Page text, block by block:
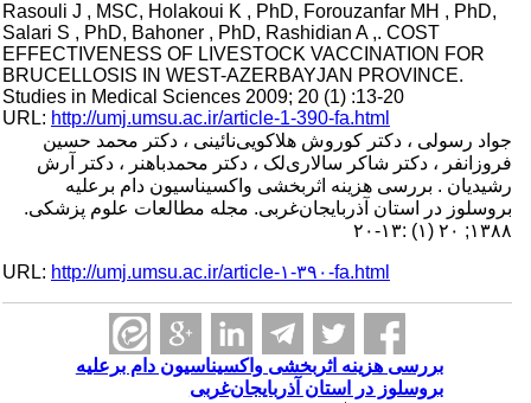
Rasouli J , MSC, Holakoui K , PhD, Forouzanfar MH , PhD,
Salari S , PhD, Bahoner , PhD, Rashidian A ,. COST
EFFECTIVENESS OF LIVESTOCK VACCINATION FOR
BRUCELLOSIS IN WEST-AZERBAYJAN PROVINCE.
Studies in Medical Sciences 2009; 20 (1) :13-20
URL:http://umj.umsu.ac.ir/article-1-390-fa.html
جواد رسولی ، دکتر کوروش هلاکویی‌نائینی ، دکتر محمد حسین
فروزانفر ، دکتر شاکر سالاری‌لک ، دکتر محمدباهنر ، دکتر آرش
رشیدیان . بررسی هزینه اثربخشی واکسیناسیون دام برعلیه
بروسلوز در استان آذربایجان‌غربی. مجله مطالعات علوم پزشکی.
۱۳۸۸; ۲۰ (۱) :۱۳-۲۰
URL:http://umj.umsu.ac.ir/article-۱-۳۹۰-fa.html
بررسی هزینه اثربخشی واکسیناسیون دام برعلیه
بروسلوز در استان آذربایجان‌غربی